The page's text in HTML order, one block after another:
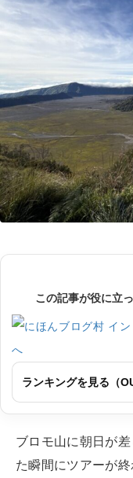
この記事が役に立
ランキングを見る（
ブロモ山に朝日が
た瞬間にツアーが